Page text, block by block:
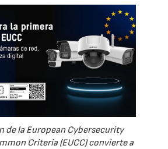
de la European Cybersecurity
Criteria (EUCC) convierte a